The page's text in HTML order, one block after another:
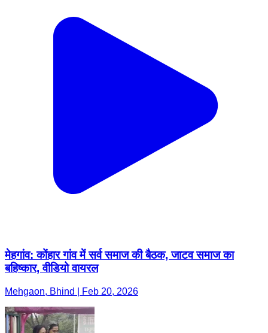
मेहगांव: कोंहार गांव में सर्व समाज की बैठक, जाटव समाज का
बहिष्कार, वीडियो वायरल
Mehgaon, Bhind | Feb 20, 2026